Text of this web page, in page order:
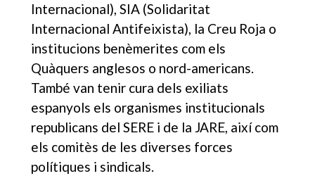
Internacional), SIA (Solidaritat
Internacional Antifeixista), la Creu Roja o
institucions benèmerites com els
Quàquers anglesos o nord-americans.
També van tenir cura dels exiliats
espanyols els organismes institucionals
republicans del SERE i de la JARE, així com
els comitès de les diverses forces
polítiques i sindicals.